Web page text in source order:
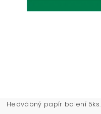
Hedvábný papír balení 5ks.